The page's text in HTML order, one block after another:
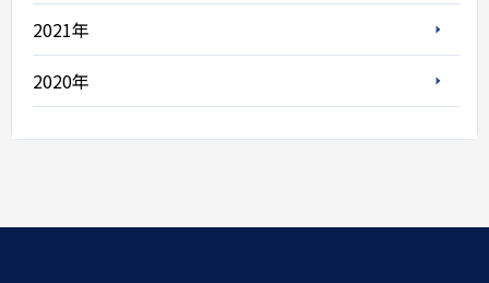
2021年
2020年